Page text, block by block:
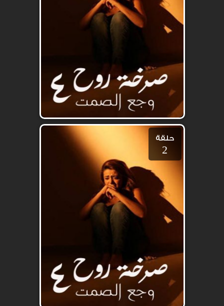
حلقة
2